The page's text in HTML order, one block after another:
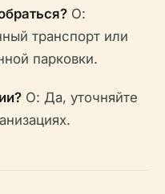
О:
транспорт или
парковки.
О: Да, уточняйте